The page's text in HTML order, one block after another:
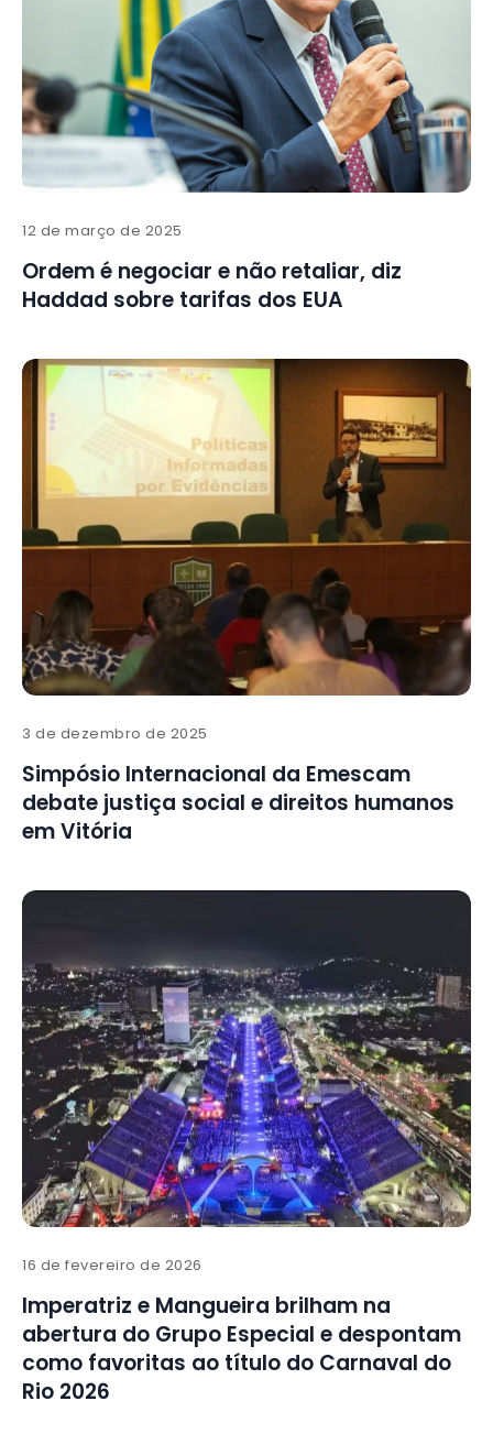
12 de março de 2025
Ordem é negociar e não retaliar, diz
Haddad sobre tarifas dos EUA
3 de dezembro de 2025
Simpósio Internacional da Emescam
debate justiça social e direitos humanos
em Vitória
16 de fevereiro de 2026
Imperatriz e Mangueira brilham na
abertura do Grupo Especial e despontam
como favoritas ao título do Carnaval do
Rio 2026